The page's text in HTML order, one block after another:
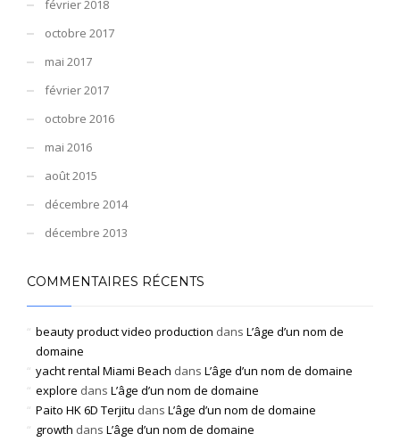
février 2018
octobre 2017
mai 2017
février 2017
octobre 2016
mai 2016
août 2015
décembre 2014
décembre 2013
COMMENTAIRES RÉCENTS
beauty product video production dans L’âge d’un nom de
domaine
yacht rental Miami Beach dans L’âge d’un nom de domaine
explore dans L’âge d’un nom de domaine
Paito HK 6D Terjitu dans L’âge d’un nom de domaine
growth dans L’âge d’un nom de domaine